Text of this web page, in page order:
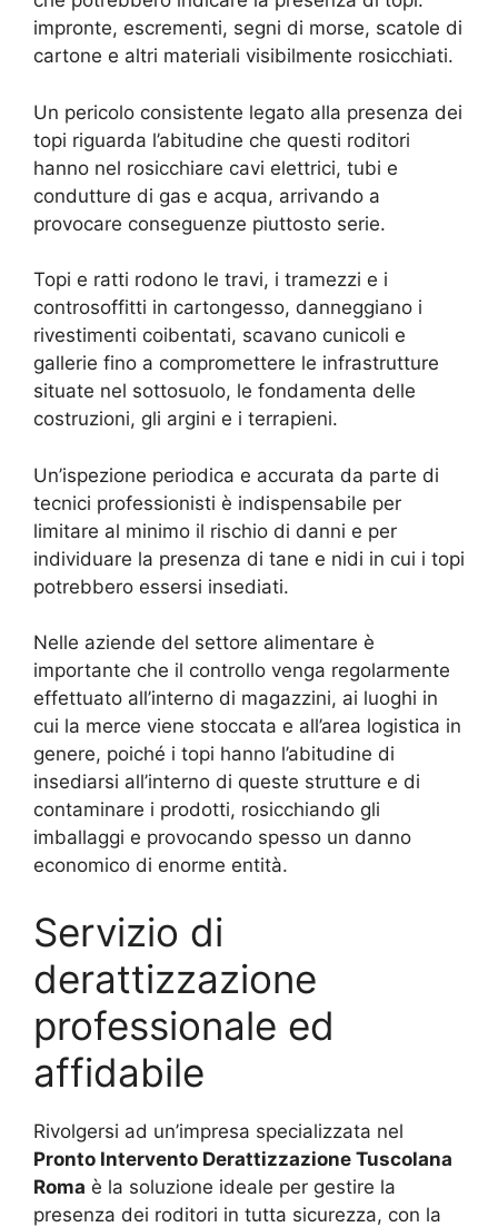
impronte, escrementi, segni di morse, scatole di
cartone e altri materiali visibilmente rosicchiati.
Un pericolo consistente legato alla presenza dei
topi riguarda l’abitudine che questi roditori
hanno nel rosicchiare cavi elettrici, tubi e
condutture di gas e acqua, arrivando a
provocare conseguenze piuttosto serie.
Topi e ratti rodono le travi, i tramezzi e i
controsoffitti in cartongesso, danneggiano i
rivestimenti coibentati, scavano cunicoli e
gallerie fino a compromettere le infrastrutture
situate nel sottosuolo, le fondamenta delle
costruzioni, gli argini e i terrapieni.
Un’ispezione periodica e accurata da parte di
tecnici professionisti è indispensabile per
limitare al minimo il rischio di danni e per
individuare la presenza di tane e nidi in cui i topi
potrebbero essersi insediati.
Nelle aziende del settore alimentare è
importante che il controllo venga regolarmente
effettuato all’interno di magazzini, ai luoghi in
cui la merce viene stoccata e all’area logistica in
genere, poiché i topi hanno l’abitudine di
insediarsi all’interno di queste strutture e di
contaminare i prodotti, rosicchiando gli
imballaggi e provocando spesso un danno
economico di enorme entità.
Servizio di
derattizzazione
professionale ed
affidabile
Rivolgersi ad un’impresa specializzata nel
Pronto Intervento Derattizzazione Tuscolana
Roma è la soluzione ideale per gestire la
presenza dei roditori in tutta sicurezza, con la